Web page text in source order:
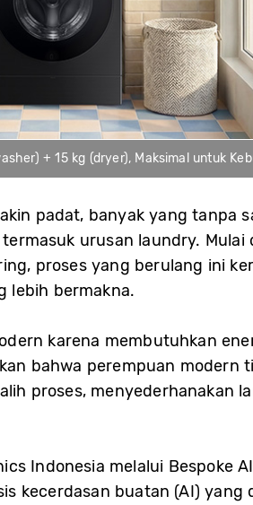
+ 15 kg (dryer), Maksimal untuk
padat, banyak yang tanpa
urusan laundry.
proses yang berulang ini
lebih bermakna.
karena membutuhkan
bahwa perempuan modern
proses, menyederhanakan
Indonesia melalui Bespoke
kecerdasan buatan (AI)